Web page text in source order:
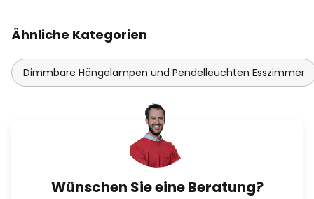
Ähnliche Kategorien
Dimmbare Hängelampen und Pendelleuchten Esszimmer
Wünschen Sie eine Beratung?